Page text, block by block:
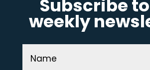
Subscribe
weekly